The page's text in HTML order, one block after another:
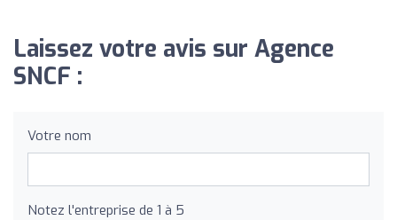
Laissez votre avis sur Agence
SNCF :
Votre nom
Notez l'entreprise de 1 à 5